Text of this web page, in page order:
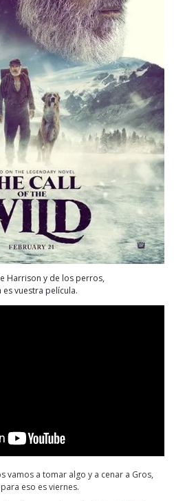
Harrison y de los perros,
es vuestra película.
vamos a tomar algo y a cenar a Gros,
eso es viernes.